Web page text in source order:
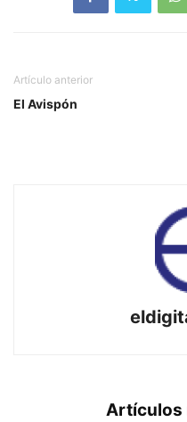
Artículo anterior
El Avispón
Artículos